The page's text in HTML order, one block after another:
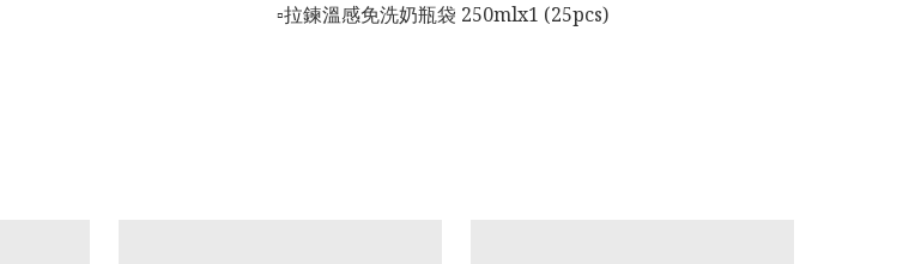
▫️拉鍊溫感免洗奶瓶袋 250mlx1 (25pcs)